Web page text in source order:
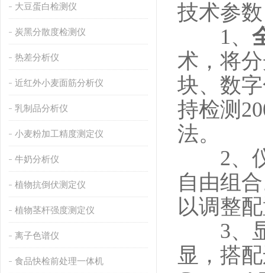
大豆蛋白检测仪
炭黑分散度检测仪
热差分析仪
近红外小麦面筋分析仪
乳制品分析仪
小麦粉加工精度测定仪
牛奶分析仪
植物抗倒伏测定仪
植物茎杆强度测定仪
离子色谱仪
食品快检前处理一体机
技术参数
1、
术，将
块、数
持检测
法。
2、仪
自由组
以调整
3、显
显，搭